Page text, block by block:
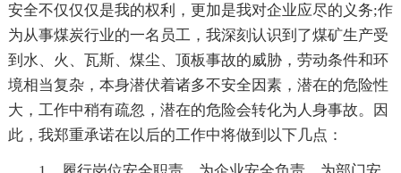
安全不仅仅仅是我的权利，更加是我对企业应尽的义务;作
为从事煤炭行业的一名员工，我深刻认识到了煤矿生产受
到水、火、瓦斯、煤尘、顶板事故的威胁，劳动条件和环
境相当复杂，本身潜伏着诸多不安全因素，潜在的危险性
大，工作中稍有疏忽，潜在的危险会转化为人身事故。因
此，我郑重承诺在以后的工作中将做到以下几点：